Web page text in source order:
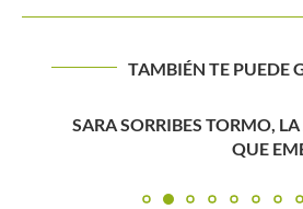
TAMBIÉN TE PUEDE
SARA SORRIBES TORMO, LA
QUE